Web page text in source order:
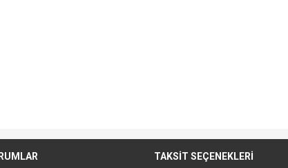
TAKSİT SEÇENEKLERİ